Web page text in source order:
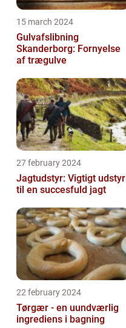
15 march 2024
Gulvafslibning
Skanderborg: Fornyelse
af trægulve
27 february 2024
Jagtudstyr: Vigtigt udstyr
til en succesfuld jagt
22 february 2024
Tørgær - en uundværlig
ingrediens i bagning